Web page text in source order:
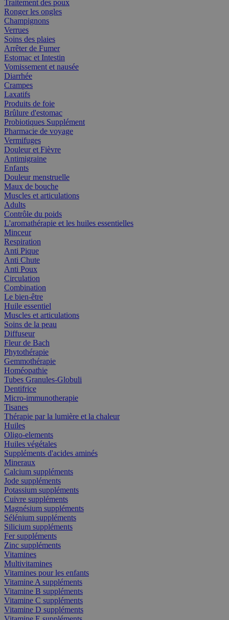
Traitement des poux
Ronger les ongles
Champignons
Verrues
Soins des plaies
Arrêter de Fumer
Estomac et Intestin
Vomissement et nausée
Diarrhée
Crampes
Laxatifs
Produits de foie
Brûlure d'estomac
Probiotiques Supplément
Pharmacie de voyage
Vermifuges
Douleur et Fièvre
Antimigraine
Enfants
Douleur menstruelle
Maux de bouche
Muscles et articulations
Adults
Contrôle du poids
L'aromathérapie et les huiles essentielles
Minceur
Respiration
Anti Pique
Anti Chute
Anti Poux
Circulation
Combination
Le bien-être
Huile essentiel
Muscles et articulations
Soins de la peau
Diffuseur
Fleur de Bach
Phytothérapie
Gemmothérapie
Homéopathie
Tubes Granules-Globuli
Dentifrice
Micro-immunotherapie
Tisanes
Thérapie par la lumière et la chaleur
Huiles
Oligo-elements
Huiles végétales
Suppléments d'acides aminés
Mineraux
Calcium suppléments
Jode suppléments
Potassium suppléments
Cuivre suppléments
Magnésium suppléments
Sélénium suppléments
Silicium suppléments
Fer suppléments
Zinc suppléments
Vitamines
Multivitamines
Vitamines pour les enfants
Vitamine A suppléments
Vitamine B suppléments
Vitamine C suppléments
Vitamine D suppléments